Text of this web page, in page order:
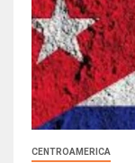
CENTROAMERICA